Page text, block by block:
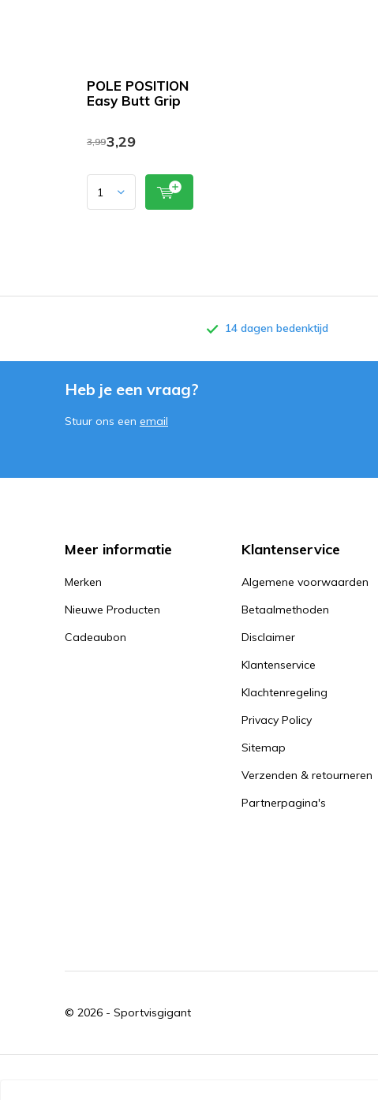
POLE POSITION
Easy Butt Grip
3,993,29
14 dagen bedenktijd
Heb je een vraag?
Stuur ons een email
Meer informatie
Merken
Nieuwe Producten
Cadeaubon
Klantenservice
Algemene voorwaarden
Betaalmethoden
Disclaimer
Klantenservice
Klachtenregeling
Privacy Policy
Sitemap
Verzenden & retourneren
Partnerpagina's
© 2026 - Sportvisgigant